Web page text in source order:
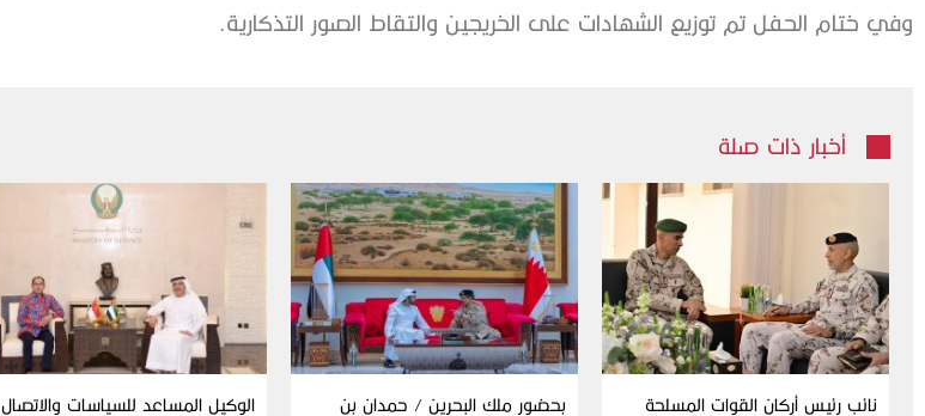
وفي ختام الحفل تم توزيع الشهادات على الخريجين والتقاط الصور التذكارية.
أخبار ذات صلة
نائب رئيس أركان القوات المسلحة
بحضور ملك البحرين / حمدان بن
الوكيل المساعد للسياسات والاتصال